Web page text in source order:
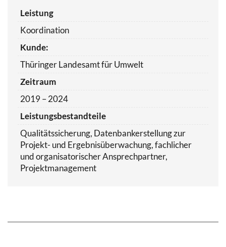
Leistung
Koordination
Kunde:
Thüringer Landesamt für Umwelt
Zeitraum
2019 – 2024
Leistungsbestandteile
Qualitätssicherung, Datenbankerstellung zur
Projekt- und Ergebnisüberwachung, fachlicher
und organisatorischer Ansprechpartner,
Projektmanagement